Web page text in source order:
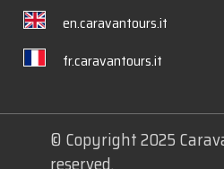
en.caravantours.it
fr.caravantours.it
© Copyright 2025